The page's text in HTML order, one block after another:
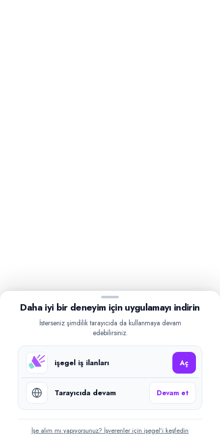
Daha iyi bir deneyim için uygulamayı indirin
İsterseniz şimdilik tarayıcıda da kullanmaya devam
edebilirsiniz.
işegel iş ilanları Aç
Tarayıcıda devam Devam et
İşe alım mı yapıyorsunuz? İşverenler için işegel'i keşfedin